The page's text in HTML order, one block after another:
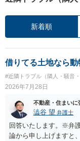
新着順
借りてる土地なら
#近隣トラブル（隣人・騒音・
2026年7月28日
不動産・住まいに
澁谷 望 弁護士
回答いたします。※弁
論から申し上げますと